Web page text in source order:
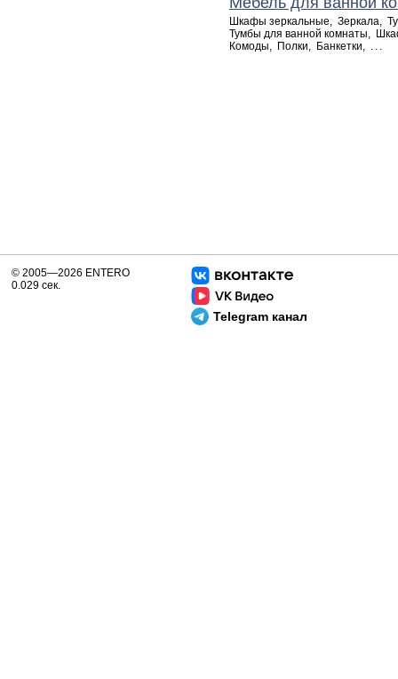
Шкафы зеркальные, Зеркала,
Тумбы для ванной комнаты,
Комоды, Полки, Банкетки, ...
Telegram канал
© 2005—2026 ENTERO
0.029 сек.